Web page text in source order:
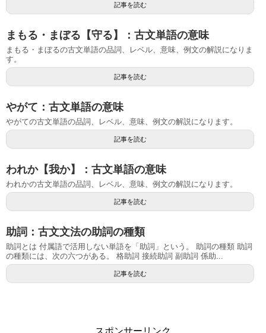
記事を読む
まもる・まぼる【守る】：古文単語の意味
まもる・まぼるの古文単語の品詞、レベル、意味、例文の解説になりま
す。
記事を読む
やがて：古文単語の意味
やがての古文単語の品詞、レベル、意味、例文の解説になります。
記事を読む
われか【我か】：古文単語の意味
われかの古文単語の品詞、レベル、意味、例文の解説になります。
記事を読む
助詞：古文文法の助詞の種類
助詞とは 付属語で活用しない単語を「助詞」という。 助詞の種類 助詞
の種類には、次の六つがある。 格助詞 接続助詞 副助詞 係助...
記事を読む
スポンサーリンク